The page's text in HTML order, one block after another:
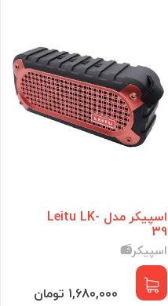
تومان اسپیکر مدل Leitu LK-
39
اسپیکر📻
1,680,000 تومان